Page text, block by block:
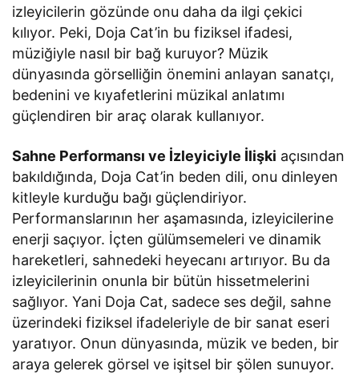
izleyicilerin gözünde onu daha da ilgi çekici
kılıyor. Peki, Doja Cat’in bu fiziksel ifadesi,
müziğiyle nasıl bir bağ kuruyor? Müzik
dünyasında görselliğin önemini anlayan sanatçı,
bedenini ve kıyafetlerini müzikal anlatımı
güçlendiren bir araç olarak kullanıyor.
Sahne Performansı ve İzleyiciyle İlişki açısından
bakıldığında, Doja Cat’in beden dili, onu dinleyen
kitleyle kurduğu bağı güçlendiriyor.
Performanslarının her aşamasında, izleyicilerine
enerji saçıyor. İçten gülümsemeleri ve dinamik
hareketleri, sahnedeki heyecanı artırıyor. Bu da
izleyicilerinin onunla bir bütün hissetmelerini
sağlıyor. Yani Doja Cat, sadece ses değil, sahne
üzerindeki fiziksel ifadeleriyle de bir sanat eseri
yaratıyor. Onun dünyasında, müzik ve beden, bir
araya gelerek görsel ve işitsel bir şölen sunuyor.